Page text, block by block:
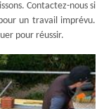
Contactez-nous si
un travail imprévu.
pour réussir.